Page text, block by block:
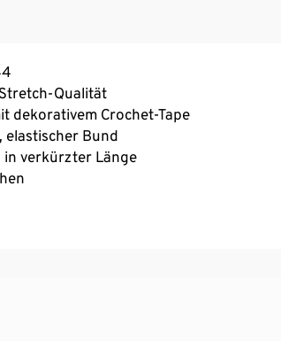
Qualität
dekorativem Crochet-Tape
elastischer Bund
in verkürzter Länge
perfekter Sitz, hoher
Cotton made in Africa